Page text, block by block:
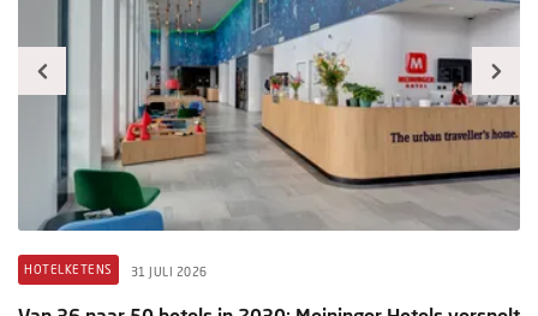
HOTELKETENS 31 JULI 2026